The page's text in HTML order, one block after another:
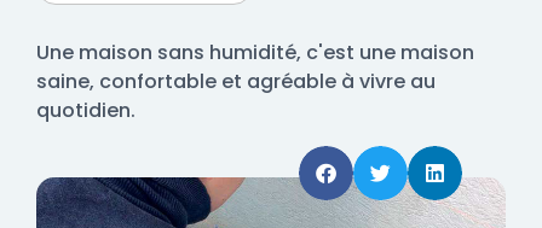
Une maison sans humidité, c'est une maison
saine, confortable et agréable à vivre au
quotidien.